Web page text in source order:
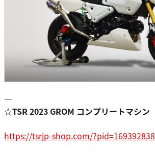
—
☆TSR 2023 GROM コンプリートマシン
https://tsrjp-shop.com/?pid=169392838